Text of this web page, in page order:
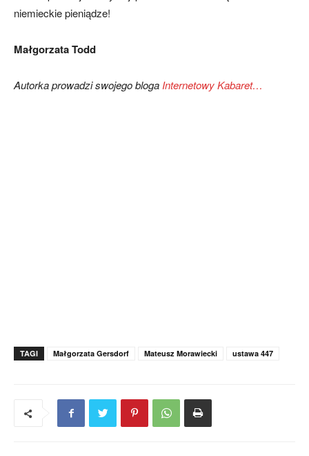
niemieckie pieniądze!
Małgorzata Todd
Autorka prowadzi swojego bloga Internetowy Kabaret…
TAGI Małgorzata Gersdorf Mateusz Morawiecki ustawa 447